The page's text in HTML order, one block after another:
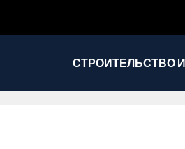
СТРОИТЕЛЬСТВО